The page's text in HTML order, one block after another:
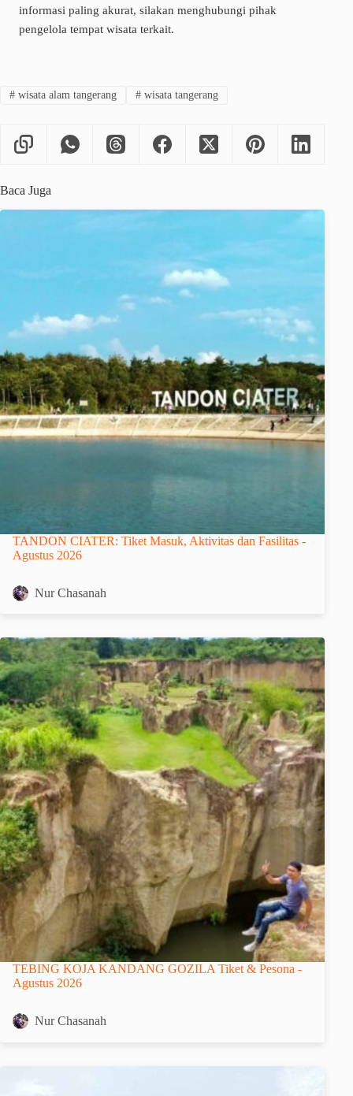
informasi paling akurat, silakan menghubungi pihak
pengelola tempat wisata terkait.
#wisata alam tangerang #wisata tangerang
Baca Juga
TANDON CIATER: Tiket Masuk, Aktivitas dan Fasilitas -
Agustus 2026
Nur Chasanah
TEBING KOJA KANDANG GOZILA Tiket & Pesona -
Agustus 2026
Nur Chasanah